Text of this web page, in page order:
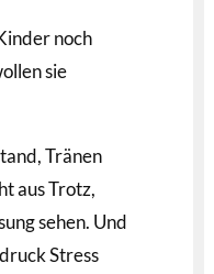
noch
sie
Tränen
aus Trotz,
sehen. Und
Stress